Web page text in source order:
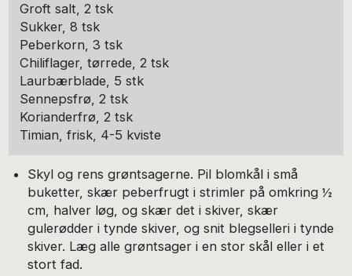
Groft salt, 2 tsk
Sukker, 8 tsk
Peberkorn, 3 tsk
Chiliflager, tørrede, 2 tsk
Laurbærblade, 5 stk
Sennepsfrø, 2 tsk
Korianderfrø, 2 tsk
Timian, frisk, 4-5 kviste
Skyl og rens grøntsagerne. Pil blomkål i små
buketter, skær peberfrugt i strimler på omkring ½
cm, halver løg, og skær det i skiver, skær
gulerødder i tynde skiver, og snit blegselleri i tynde
skiver. Læg alle grøntsager i en stor skål eller i et
stort fad.